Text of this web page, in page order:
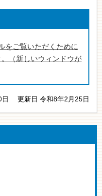
をご覧いただくために
（新しいウィンドウが
更新日 令和8年2月25日